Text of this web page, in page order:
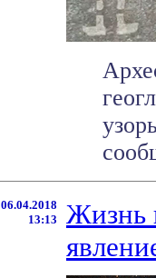
06.04.2018
13:13
Жизнь